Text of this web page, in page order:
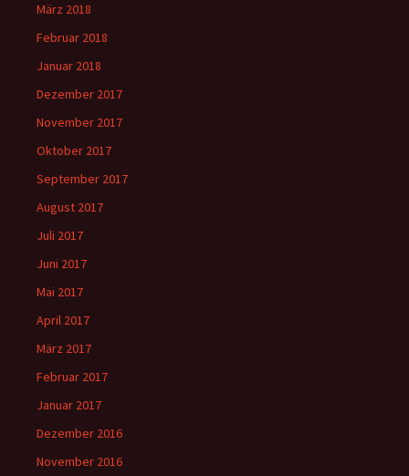
März 2018
Februar 2018
Januar 2018
Dezember 2017
November 2017
Oktober 2017
September 2017
August 2017
Juli 2017
Juni 2017
Mai 2017
April 2017
März 2017
Februar 2017
Januar 2017
Dezember 2016
November 2016